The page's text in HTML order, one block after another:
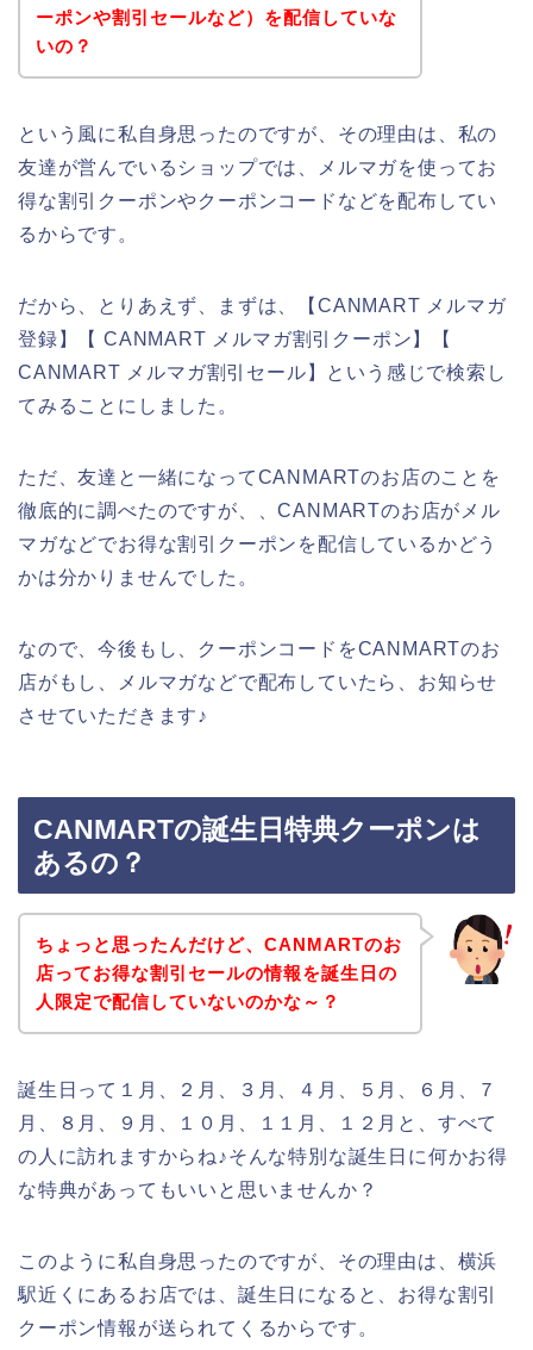
ーポンや割引セールなど）を配信していな
いの？
という風に私自身思ったのですが、その理由は、私の
友達が営んでいるショップでは、メルマガを使ってお
得な割引クーポンやクーポンコードなどを配布してい
るからです。
だから、とりあえず、まずは、【CANMART メルマガ
登録】【 CANMART メルマガ割引クーポン】【
CANMART メルマガ割引セール】という感じで検索し
てみることにしました。
ただ、友達と一緒になってCANMARTのお店のことを
徹底的に調べたのですが、、CANMARTのお店がメル
マガなどでお得な割引クーポンを配信しているかどう
かは分かりませんでした。
なので、今後もし、クーポンコードをCANMARTのお
店がもし、メルマガなどで配布していたら、お知らせ
させていただきます♪
CANMARTの誕生日特典クーポンは
あるの？
ちょっと思ったんだけど、CANMARTのお
店ってお得な割引セールの情報を誕生日の
人限定で配信していないのかな～？
誕生日って１月、２月、３月、４月、５月、６月、７
月、８月、９月、１０月、１１月、１２月と、すべて
の人に訪れますからね♪そんな特別な誕生日に何かお得
な特典があってもいいと思いませんか？
このように私自身思ったのですが、その理由は、横浜
駅近くにあるお店では、誕生日になると、お得な割引
クーポン情報が送られてくるからです。